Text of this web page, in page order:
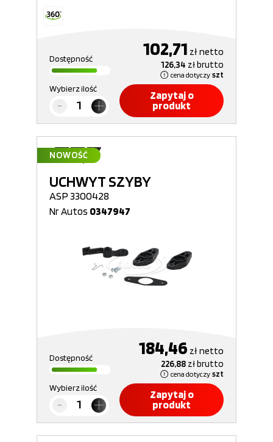
Dostępność 102,71 złnetto
126,34 złbrutto
cena dotyczy szt
Wybierz ilość
Zapytaj o
produkt
NOWOŚĆ
UCHWYT SZYBY
ASP 3300428
Nr Autos 0347947
Dostępność 184,46 złnetto
226,88 złbrutto
cena dotyczy szt
Wybierz ilość
Zapytaj o
produkt